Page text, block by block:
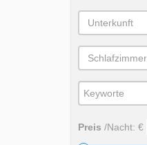
Unterkunft
Schlafzimmer
Preis /Nacht: €